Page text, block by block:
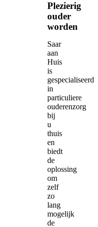
Plezierig
ouder
worden
Saar
aan
Huis
is
gespecialiseerd
in
particuliere
ouderenzorg
bij
u
thuis
en
biedt
de
oplossing
om
zelf
zo
lang
mogelijk
de